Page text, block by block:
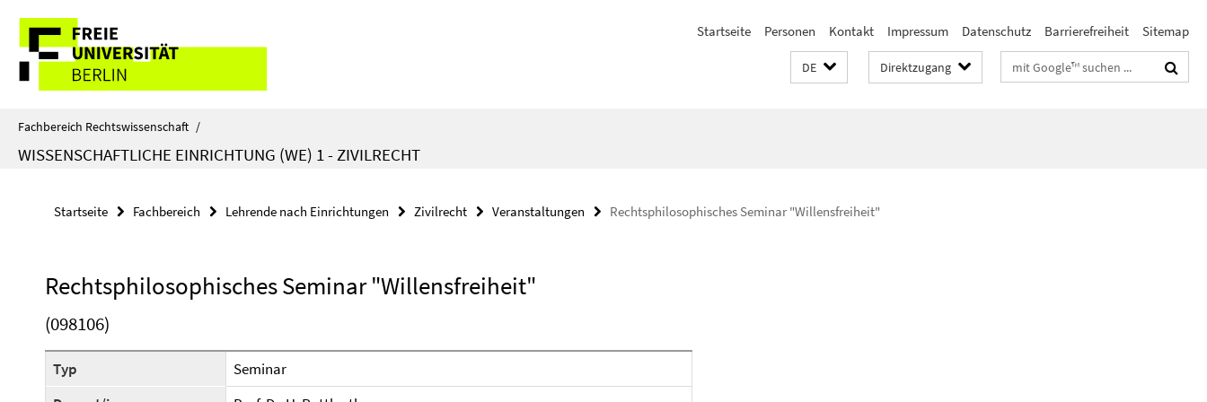
direkt
Inhalt
Service-
Navigation
Startseite Personen Kontakt Impressum Datenschutz Barrierefreiheit Sitemap
DE Direktzugang Suchbegriffe
Fachbereich Rechtswissenschaft /
WISSENSCHAFTLICHE EINRICHTUNG (WE) 1 - ZIVILRECHT
Startseite Fachbereich Lehrende nach Einrichtungen Zivilrecht Veranstaltungen Rechtsphilosophisches Seminar "Willensfreiheit"
Rechtsphilosophisches Seminar "Willensfreiheit"
(098106)
Typ
Seminar